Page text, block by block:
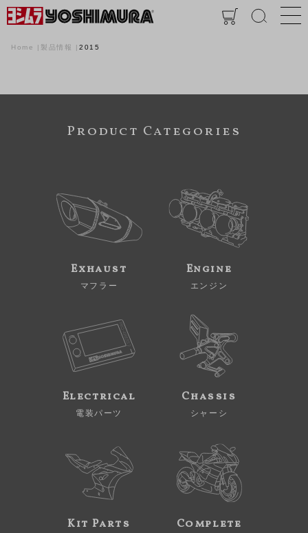
Home 製品情報 2015
Product Categories
Exhaust
マフラー
Engine
エンジン
Electrical
電装パーツ
Chassis
シャーシ
Kit Parts Complete